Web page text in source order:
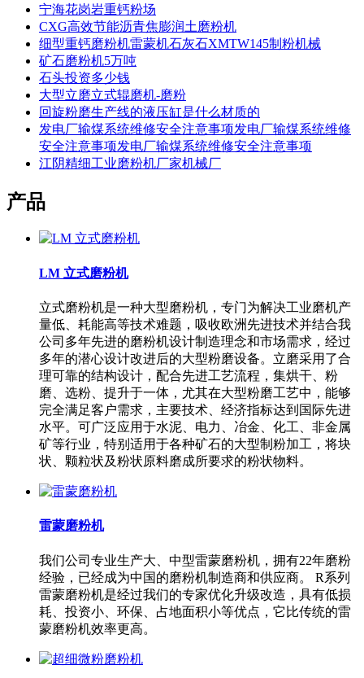
宁海花岗岩重钙粉场
CXG高效节能沥青焦膨润土磨粉机
细型重钙磨粉机雷蒙机石灰石XMTW145制粉机械
矿石磨粉机5万吨
石头投资多少钱
大型立磨立式辊磨机-磨粉
回旋粉磨生产线的液压缸是什么材质的
发电厂输煤系统维修安全注意事项发电厂输煤系统维修
安全注意事项发电厂输煤系统维修安全注意事项
江阴精细工业磨粉机厂家机械厂
产品
LM 立式磨粉机
立式磨粉机是一种大型磨粉机，专门为解决工业磨机产
量低、耗能高等技术难题，吸收欧洲先进技术并结合我
公司多年先进的磨粉机设计制造理念和市场需求，经过
多年的潜心设计改进后的大型粉磨设备。立磨采用了合
理可靠的结构设计，配合先进工艺流程，集烘干、粉
磨、选粉、提升于一体，尤其在大型粉磨工艺中，能够
完全满足客户需求，主要技术、经济指标达到国际先进
水平。可广泛应用于水泥、电力、冶金、化工、非金属
矿等行业，特别适用于各种矿石的大型制粉加工，将块
状、颗粒状及粉状原料磨成所要求的粉状物料。
雷蒙磨粉机
我们公司专业生产大、中型雷蒙磨粉机，拥有22年磨粉
经验，已经成为中国的磨粉机制造商和供应商。 R系列
雷蒙磨粉机是经过我们的专家优化升级改造，具有低损
耗、投资小、环保、占地面积小等优点，它比传统的雷
蒙磨粉机效率更高。